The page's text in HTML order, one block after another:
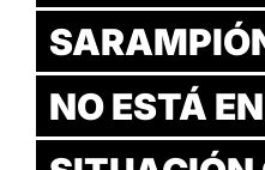
NO ESTÁ